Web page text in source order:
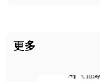
更多